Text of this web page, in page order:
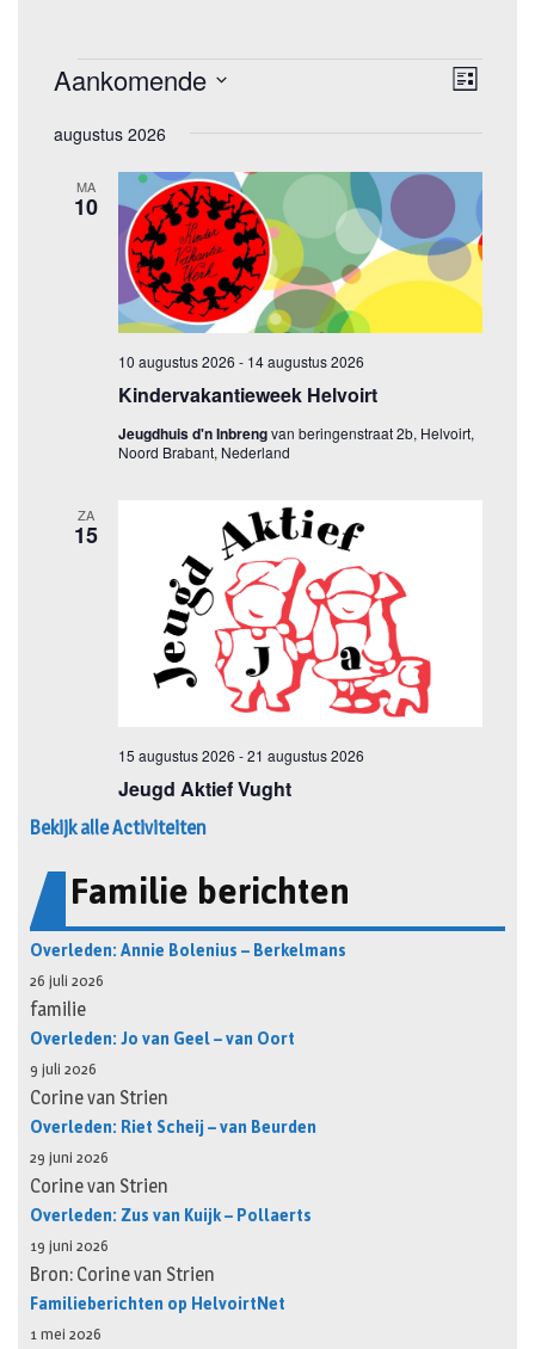
Bekijk alle Activiteiten
Familie berichten
Overleden: Annie Bolenius – Berkelmans
26 juli 2026
familie
Overleden: Jo van Geel – van Oort
9 juli 2026
Corine van Strien
Overleden: Riet Scheij – van Beurden
29 juni 2026
Corine van Strien
Overleden: Zus van Kuijk – Pollaerts
19 juni 2026
Bron: Corine van Strien
Familieberichten op HelvoirtNet
1 mei 2026